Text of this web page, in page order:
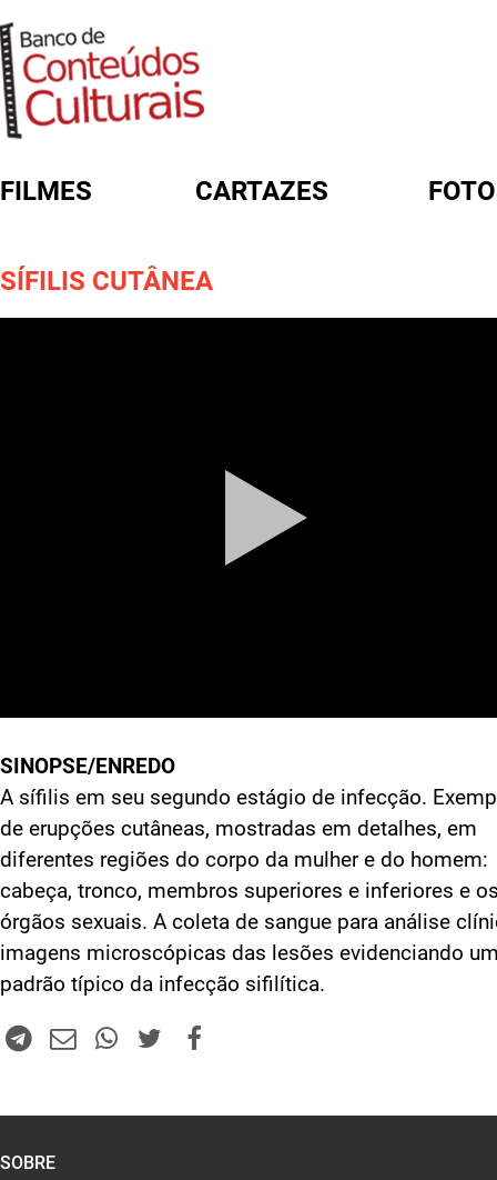
FILMES CARTAZES
SÍFILIS CUTÂNEA
SINOPSE/ENREDO
A sífilis em seu segundo estágio de infecção.
de erupções cutâneas, mostradas em detalhes, em
diferentes regiões do corpo da mulher e do homem:
cabeça, tronco, membros superiores e inferiores e
órgãos sexuais. A coleta de sangue para análise
imagens microscópicas das lesões evidenciando
padrão típico da infecção sifilítica.
FORMULÁRIO DE BUSCA
SOBRE